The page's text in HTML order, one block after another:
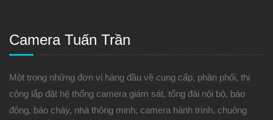
Camera Tuấn Trần
Một trong những đơn vị hàng đầu về cung cấp, phân phối, thi
công lắp đặt hệ thống camera giám sát, tổng đài nội bộ, báo
động, báo cháy, nhà thông minh, camera hành trình, chuông